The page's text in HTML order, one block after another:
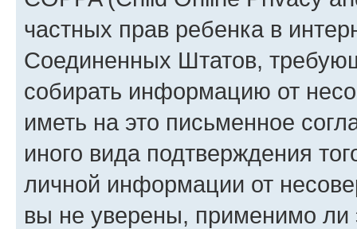
частных прав ребенка в
Соединенных Штатов,
собирать информацию от
иметь на это письменное
иного вида подтверждения
личной информации от
вы не уверены, применимо ли